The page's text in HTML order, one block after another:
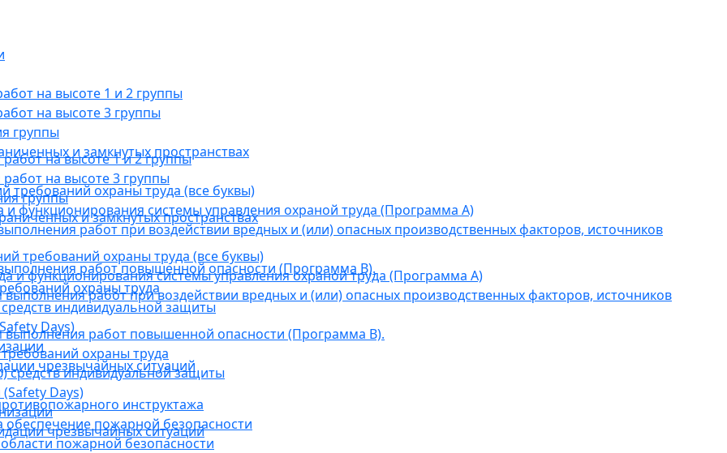
на высоте 1 и 2 группы
на высоте 3 группы
группы
и замкнутых пространствах
требований охраны труда (все буквы)
функционирования системы управления охраной труда (Программа А)
работ при воздействии вредных и (или) опасных производственных факторов, источников
работ повышенной опасности (Программа В).
охраны труда
индивидуальной защиты
Days)
чрезвычайных ситуаций
инструктажа
пожарной безопасности
пожарной безопасности
на высоте 1 и 2 группы
на высоте 3 группы
группы
и замкнутых пространствах
требований охраны труда (все буквы)
и функционирования системы управления охраной труда (Программа А)
работ при воздействии вредных и (или) опасных производственных факторов, источников
работ повышенной опасности (Программа В).
охраны труда
индивидуальной защиты
Days)
чрезвычайных ситуаций